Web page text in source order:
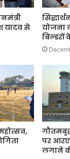
यादव से
योजना
पर
लगाने